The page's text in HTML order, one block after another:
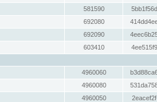
581590
692080
692090
603410
4960060
4960080
4960050